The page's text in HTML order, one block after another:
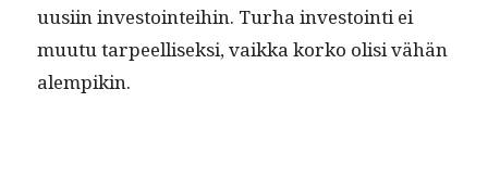
uusi­in investoin­tei­hin. Turha investoin­ti ei
muu­tu tarpeel­lisek­si, vaik­ka korko olisi vähän
alempikin.